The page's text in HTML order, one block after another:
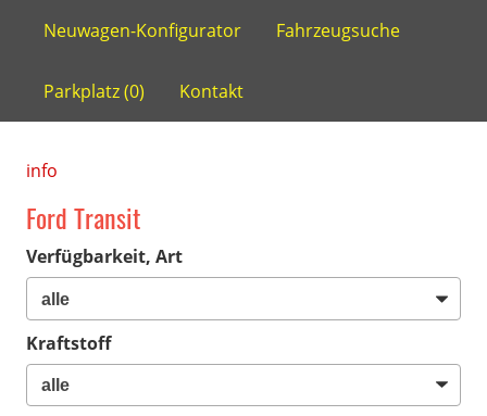
Neuwagen-Konfigurator Fahrzeugsuche
Parkplatz (0) Kontakt
info
Ford Transit
Verfügbarkeit, Art
Kraftstoff